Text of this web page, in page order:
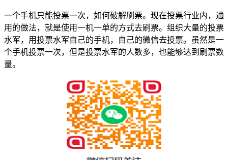
一个手机只能投票一次，如何破解刷票。现在投票行业内，通
用的做法，就是使用一机一单的方式去刷票。组织大量的投票
水军，用投票水军自己的手机，自己的微信去投票。虽然是一
个手机投票一次，但是投票水军的人数多，也能够达到刷票数
量。